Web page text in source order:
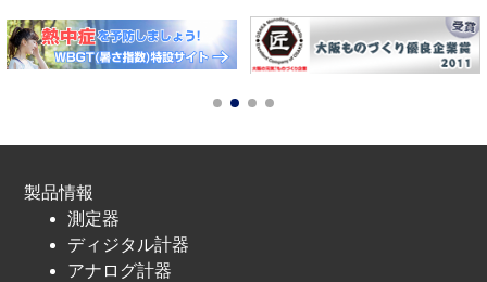
製品情報
測定器
ディジタル計器
アナログ計器